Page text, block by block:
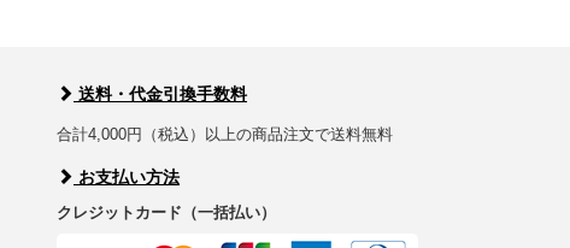
送料・代金引換手数料
合計4,000円（税込）以上の商品注文で送料無料
お支払い方法
クレジットカード（一括払い）